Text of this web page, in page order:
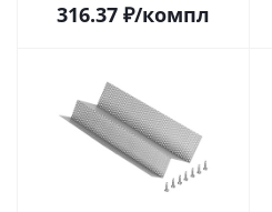
316.37 ₽/компл